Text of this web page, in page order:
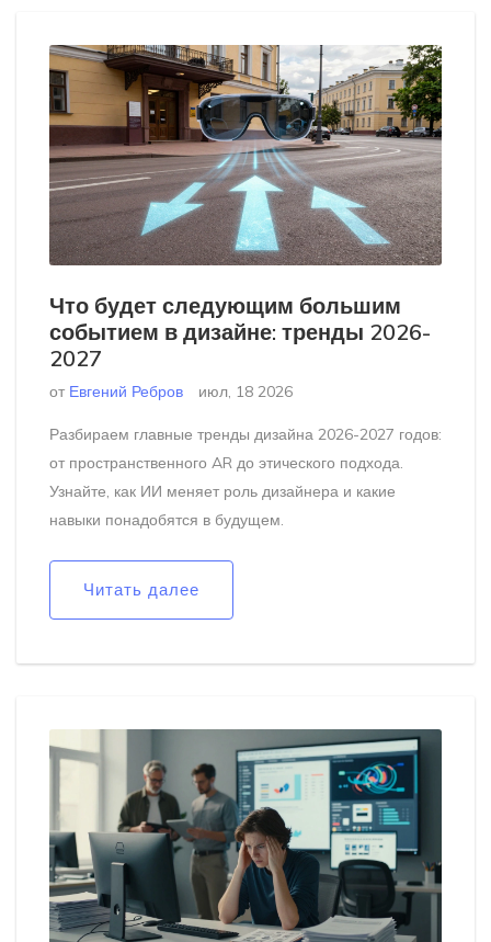
Что будет следующим большим
событием в дизайне: тренды 2026-
2027
от Евгений Ребров июл, 18 2026
Разбираем главные тренды дизайна 2026-2027 годов:
от пространственного AR до этического подхода.
Узнайте, как ИИ меняет роль дизайнера и какие
навыки понадобятся в будущем.
Читать далее